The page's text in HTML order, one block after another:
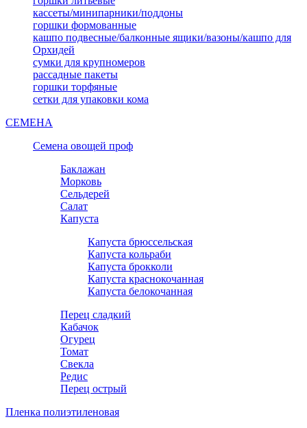
кассеты/минипарники/поддоны
горшки формованные
кашпо подвесные/балконные ящики/вазоны/кашпо для
Орхидей
сумки для крупномеров
рассадные пакеты
горшки торфяные
сетки для упаковки кома
СЕМЕНА
Семена овощей проф
Баклажан
Морковь
Сельдерей
Салат
Капуста
Капуста брюссельская
Капуста кольраби
Капуста брокколи
Капуста краснокочанная
Капуста белокочанная
Перец сладкий
Кабачок
Огурец
Томат
Свекла
Редис
Перец острый
Пленка полиэтиленовая